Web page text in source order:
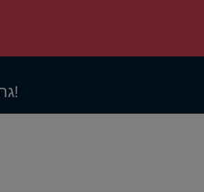
גרסת ניסיון חינם זמינה!